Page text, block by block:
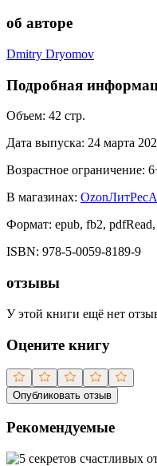
об авторе
Dmitry Dryomov
Подробная
Объем: 42 стр.
Дата выпуска: 24 марта
Возрастное ограничение: 6
В магазинах: OzonЛитРес
Формат: epub, fb2,
ISBN: 978-5-0059-8189-9
отзывы
У этой книги ещё нет
Оцените книгу
Опубликовать отзыв
Рекомендуемые